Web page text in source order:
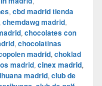
, cbd madrid tienda
chemdawg madrid,
, chocolates con
, chocolatinas
madrid, choklad
madrid, cinex madrid,
madrid, club de